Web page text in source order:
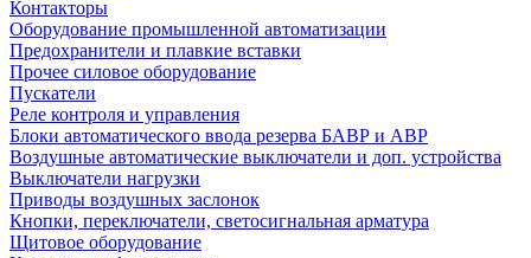
Контакторы
Оборудование промышленной автоматизации
Предохранители и плавкие вставки
Прочее силовое оборудование
Пускатели
Реле контроля и управления
Блоки автоматического ввода резерва БАВР и АВР
Воздушные автоматические выключатели и доп. устройства
Выключатели нагрузки
Приводы воздушных заслонок
Кнопки, переключатели, светосигнальная арматура
Щитовое оборудование